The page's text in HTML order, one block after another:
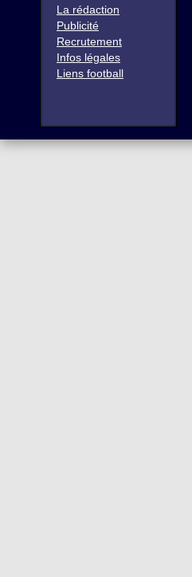
La rédaction
Publicité
Recrutement
Infos légales
Liens football